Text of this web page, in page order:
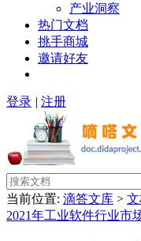
产业洞察
热门文档
挑手商城
邀请好友
登录 | 注册
当前位置: 滴答文库 >
2021年工业软件行业市